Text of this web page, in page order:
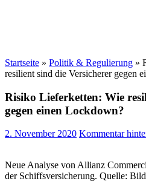
Startseite » Politik & Regulierung »
resilient sind die Versicherer gegen
Risiko Lieferketten: Wie
gegen einen Lockdown?
2. November 2020 Kommentar
Neue Analyse von Allianz
der Schiffsversicherung. Quelle: